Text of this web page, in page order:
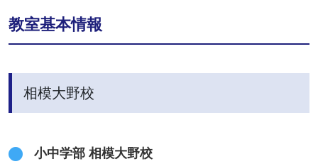
教室基本情報
相模大野校
小中学部 相模大野校